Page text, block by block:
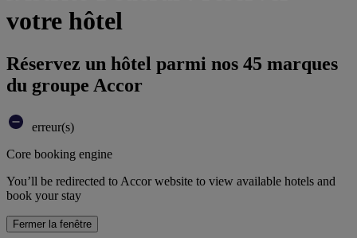
votre hôtel
Réservez un hôtel parmi nos 45 marques
du groupe Accor
erreur(s)
Core booking engine
You’ll be redirected to Accor website to view available hotels and
book your stay
Fermer la fenêtre